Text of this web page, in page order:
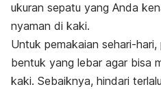
ukuran sepatu yang Anda
nyaman di kaki.
Untuk pemakaian sehari-
bentuk yang lebar agar bisa
kaki. Sebaiknya, hindari